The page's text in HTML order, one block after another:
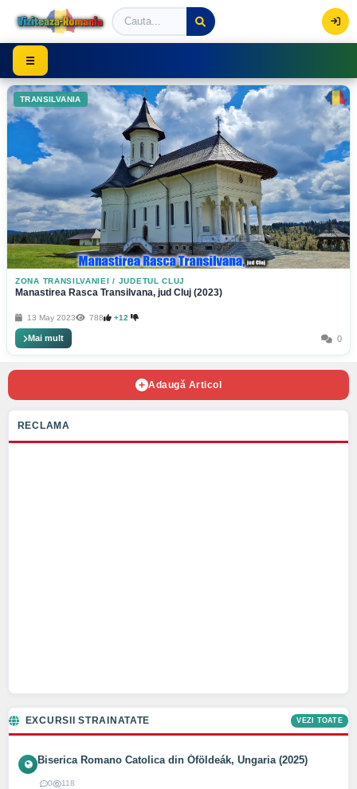
Viziteaza Romania | Obiective Turistice | Trasee
☰
TRANSILVANIA
ZONA TRANSILVANIEI / JUDETUL CLUJ
Manastirea Rasca Transilvana, jud Cluj (2023)
13 May 2023 788 +12
Mai mult 0
Adaugă Articol
RECLAMA
EXCURSII STRAINATATE VEZI TOATE
Biserica Romano Catolica din Óföldeák, Ungaria (2025)
0 118